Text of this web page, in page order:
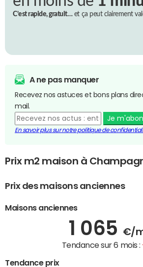
C’est rapide, gratuit…et ça peut clairement
A ne pas manquer
Recevez nos astuces et bons plans
mail.
Je
En savoir plus sur notre politique de
Prix m2 maison à
Prix des maisons anciennes
Maisons anciennes
1 065 €/
Tendance sur 6 mois :
Tendance prix